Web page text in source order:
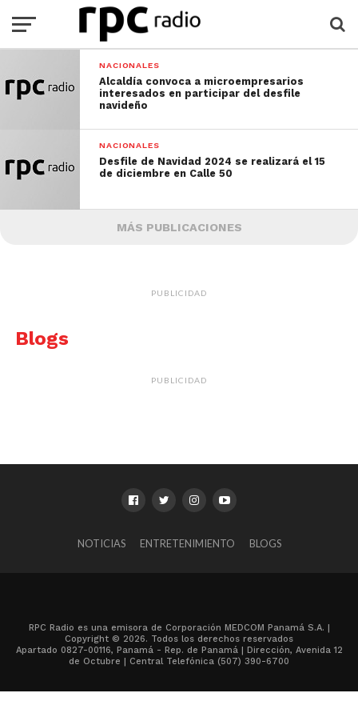
NACIONALES
Alcaldía convoca a microempresarios
interesados en participar del desfile
navideño
NACIONALES
Desfile de Navidad 2024 se realizará el 15
de diciembre en Calle 50
MÁS PUBLICACIONES
PUBLICIDAD
Blogs
PUBLICIDAD
NOTICIAS ENTRETENIMIENTO BLOGS
RPC Radio es una emisora de Corporación MEDCOM Panamá S.A. |
Copyright © 2026. Todos los derechos reservados
Apartado 0827-00116, Panamá - Rep. de Panamá | Dirección, Avenida 12
de Octubre | Central Telefónica (507) 390-6700